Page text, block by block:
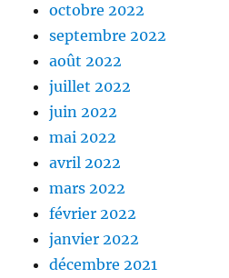
octobre 2022
septembre 2022
août 2022
juillet 2022
juin 2022
mai 2022
avril 2022
mars 2022
février 2022
janvier 2022
décembre 2021